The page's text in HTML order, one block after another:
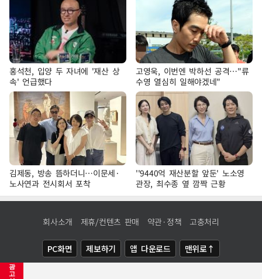
광
고
홍석천, 입양 두 자녀에 '재산 상
속' 언급했다
고영욱, 이번엔 박하선 공격…"류
수영 열심히 일해야겠네"
김제동, 방송 뜸하더니…이문세·
노사연과 전시회서 포착
''9440억 재산분할 앞둔' 노소영
관장, 최수종 옆 깜짝 근황
회사소개 제휴/컨텐츠 판매 약관·정책 고충처리
PC화면 제보하기 앱 다운로드 맨위로↑